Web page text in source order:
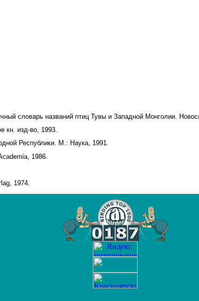
словарь названий птиц Тувы и Западной Монголии.
кн. изд-во, 1993.
Республики. М.: Наука, 1991.
1986.
1974.